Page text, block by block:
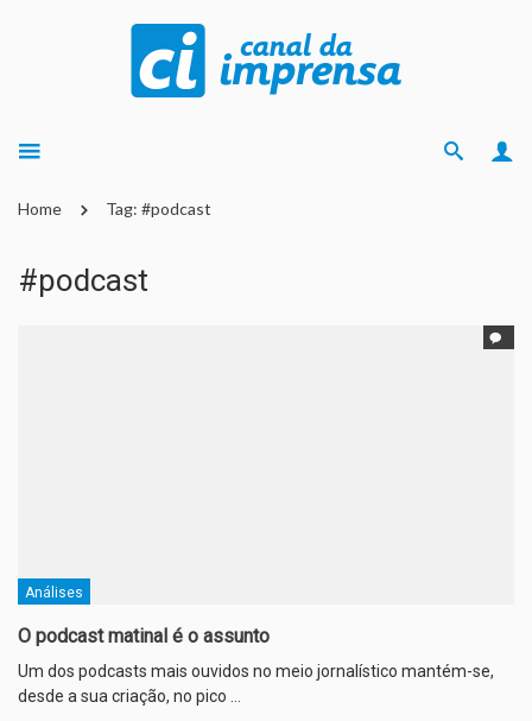
Home Tag: #podcast
#podcast
Análises
O podcast matinal é o assunto
Um dos podcasts mais ouvidos no meio jornalístico mantém-se,
desde a sua criação, no pico …